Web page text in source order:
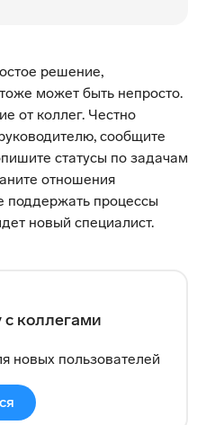
решение,
может быть непросто.
от коллег. Честно
сообщите
статусы по задачам
отношения
поддержать процессы
новый специалист.
с коллегами
новых пользователей